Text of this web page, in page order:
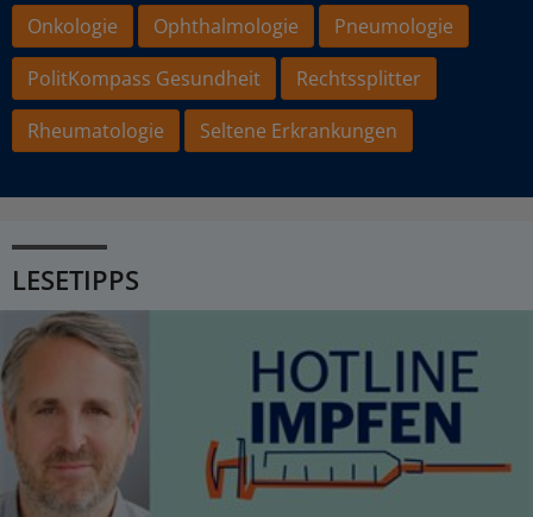
Onkologie
Ophthalmologie
Pneumologie
PolitKompass Gesundheit
Rechtssplitter
Rheumatologie
Seltene Erkrankungen
LESETIPPS